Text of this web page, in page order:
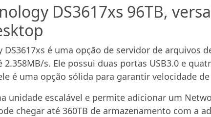
DS3617xs 96TB,
DS3617xs é uma opção de servidor de arquivos
s. Ele possui duas portas USB3.0 e
é uma opção sólida para garantir velocidade
unidade escalável e permite adicionar um
chegar até 360TB de armazenamento com a